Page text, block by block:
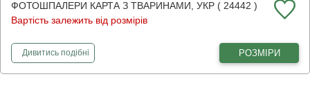
ФОТОШПАЛЕРИ КАРТА З ТВАРИНАМИ, УКР ( 24442 )
Вартість залежить від розмірів
Дивитисьфотошпалери
подібні РОЗМІРИ